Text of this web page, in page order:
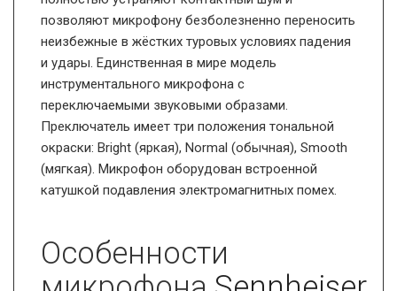
позволяют микрофону безболезненно переносить
неизбежные в жёстких туровых условиях падения
и удары. Единственная в мире модель
инструментального микрофона с
переключаемыми звуковыми образами.
Преключатель имеет три положения тональной
окраски: Bright (яркая), Normal (обычная), Smooth
(мягкая). Микрофон оборудован встроенной
катушкой подавления электромагнитных помех.
Особенности